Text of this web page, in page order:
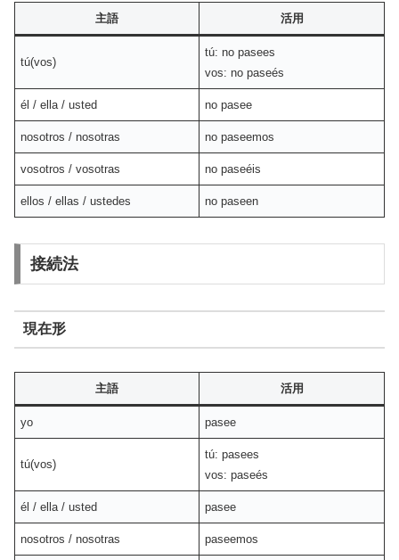
主語 活用
tú(vos)
tú: no pasees
vos: no paseés
él / ella / usted no pasee
nosotros / nosotras no paseemos
vosotros / vosotras no paseéis
ellos / ellas / ustedes no paseen
接続法
現在形
主語 活用
yo pasee
tú(vos)
tú: pasees
vos: paseés
él / ella / usted pasee
nosotros / nosotras paseemos